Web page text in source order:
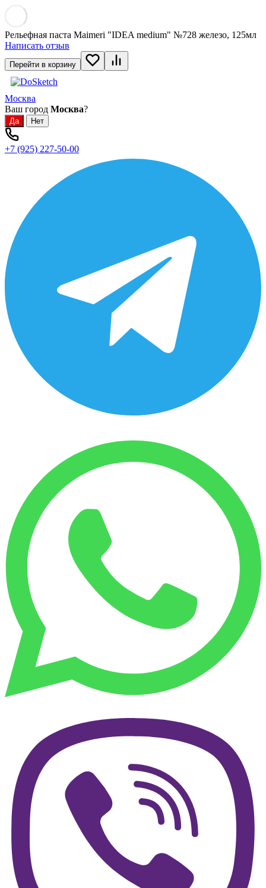
Рельефная паста Maimeri "IDEA medium" №728 железо, 125мл
Написать отзыв
Перейти в корзину
Москва
Ваш город Москва?
+7 (925) 227-50-00